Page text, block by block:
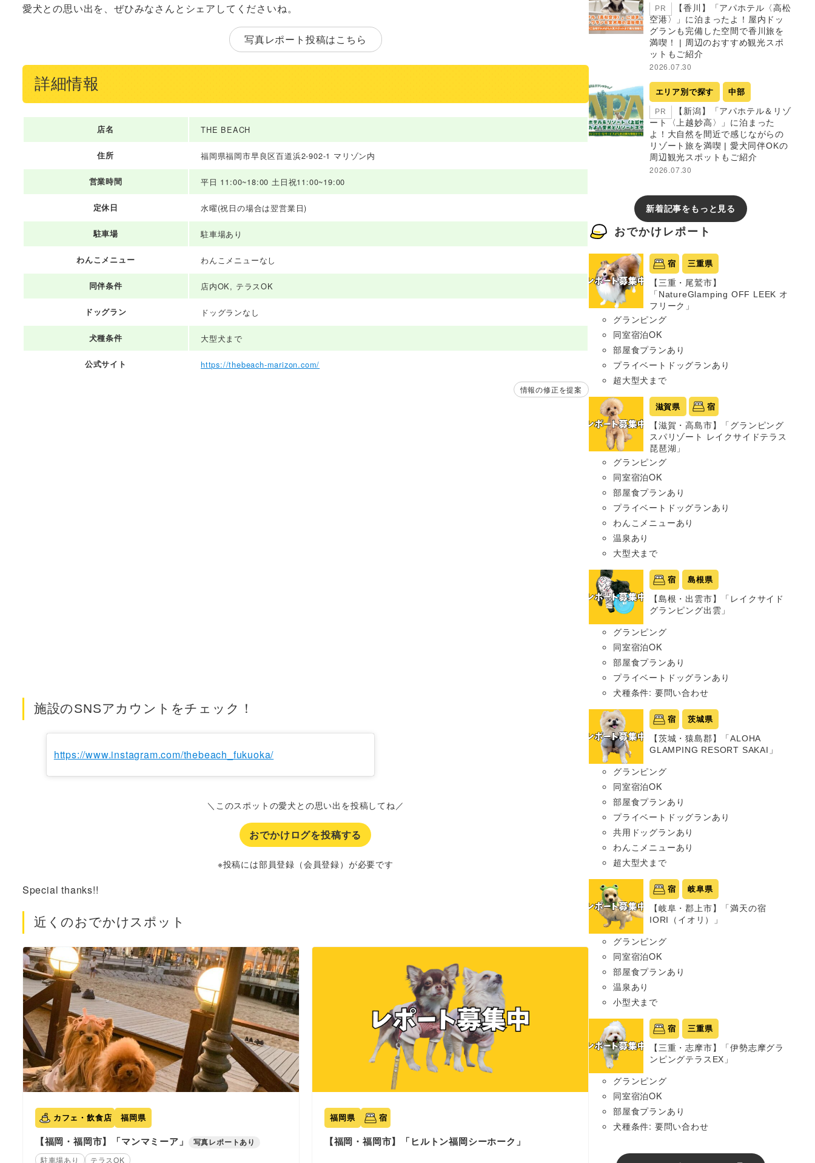
愛犬との思い出を、ぜひみなさんとシェアしてくださいね。
写真レポート投稿はこちら
詳細情報
店名 THE BEACH
住所 福岡県福岡市早良区百道浜2-902-1 マリゾン内
営業時間 平日 11:00~18:00 土日祝11:00~19:00
定休日 水曜(祝日の場合は翌営業日)
駐車場 駐車場あり
わんこメニュー わんこメニューなし
同伴条件 店内OK, テラスOK
ドッグラン ドッグランなし
犬種条件 大型犬まで
公式サイト https://thebeach-marizon.com/
情報の修正を提案
施設のSNSアカウントをチェック！
https://www.instagram.com/thebeach_fukuoka/
＼このスポットの愛犬との思い出を投稿してね／
おでかけログを投稿する
※投稿には部員登録（会員登録）が必要です
Special thanks!!
近くのおでかけスポット
カフェ・飲食店 福岡県
【福岡・福岡市】「マンマミーア」 写真レポートあり
駐車場あり テラスOK
福岡県 宿
【福岡・福岡市】「ヒルトン福岡シーホーク」
PR
【香川】「アパホテル〈高松
空港〉」に泊まったよ！屋内ドッ
グランも完備した空間で香川旅を
満喫！ | 周辺のおすすめ観光スポ
ットもご紹介
2026.07.30
エリア別で探す 中部
PR
【新潟】「アパホテル＆リゾ
ート〈上越妙高〉」に泊まった
よ！大自然を間近で感じながらの
リゾート旅を満喫 | 愛犬同伴OKの
周辺観光スポットもご紹介
2026.07.30
新着記事をもっと見る
おでかけレポート
宿 三重県
【三重・尾鷲市】
「NatureGlamping OFF LEEK オ
フリーク」
グランピング
同室宿泊OK
部屋食プランあり
プライベートドッグランあり
超大型犬まで
滋賀県 宿
【滋賀・高島市】「グランピング
スパリゾート レイクサイドテラス
琵琶湖」
グランピング
同室宿泊OK
部屋食プランあり
プライベートドッグランあり
わんこメニューあり
温泉あり
大型犬まで
宿 島根県
【島根・出雲市】「レイクサイド
グランピング出雲」
グランピング
同室宿泊OK
部屋食プランあり
プライベートドッグランあり
犬種条件: 要問い合わせ
宿 茨城県
【茨城・猿島郡】「ALOHA
GLAMPING RESORT SAKAI」
グランピング
同室宿泊OK
部屋食プランあり
プライベートドッグランあり
共用ドッグランあり
わんこメニューあり
超大型犬まで
宿 岐阜県
【岐阜・郡上市】「満天の宿
IORI（イオリ）」
グランピング
同室宿泊OK
部屋食プランあり
温泉あり
小型犬まで
宿 三重県
【三重・志摩市】「伊勢志摩グラ
ンピングテラスEX」
グランピング
同室宿泊OK
部屋食プランあり
犬種条件: 要問い合わせ